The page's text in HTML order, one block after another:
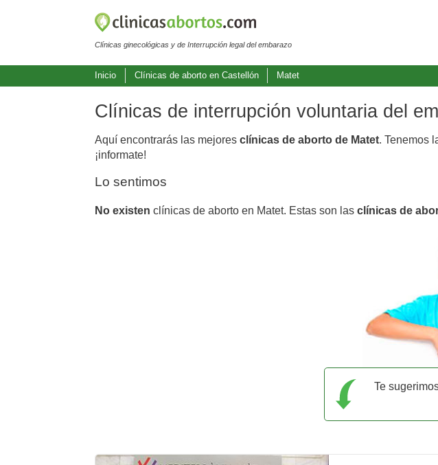
Clínicas ginecológicas y de Interrupción legal del embarazo
Inicio Clínicas de aborto en Castellón Matet
Clínicas de interrupción voluntaria del
Aquí encontrarás las mejores clínicas de aborto de Matet. Tenemos
¡informate!
Lo sentimos
No existen clínicas de aborto en Matet. Estas son las clínicas de
Te